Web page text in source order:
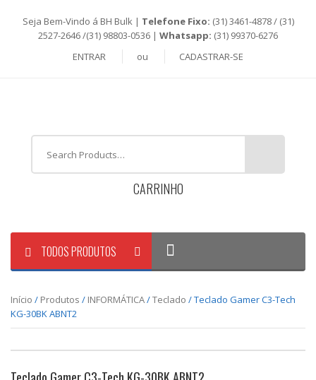
Seja Bem-Vindo á BH Bulk | Telefone Fixo: (31) 3461-4878 / (31)
2527-2646 /(31) 98803-0536 | Whatsapp: (31) 99370-6276
ENTRAR
ou CADASTRAR-SE
CARRINHO
TODOS PRODUTOS
Início / Produtos / INFORMÁTICA/Teclado / Teclado Gamer C3-Tech
KG-30BK ABNT2